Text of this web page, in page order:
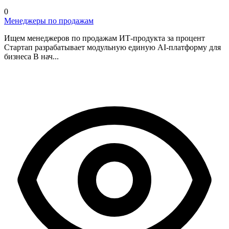
0
Менеджеры по продажам
Ищем менеджеров по продажам ИТ-продукта за процент
Стартап разрабатывает модульную единую AI-платформу для
бизнеса В нач...